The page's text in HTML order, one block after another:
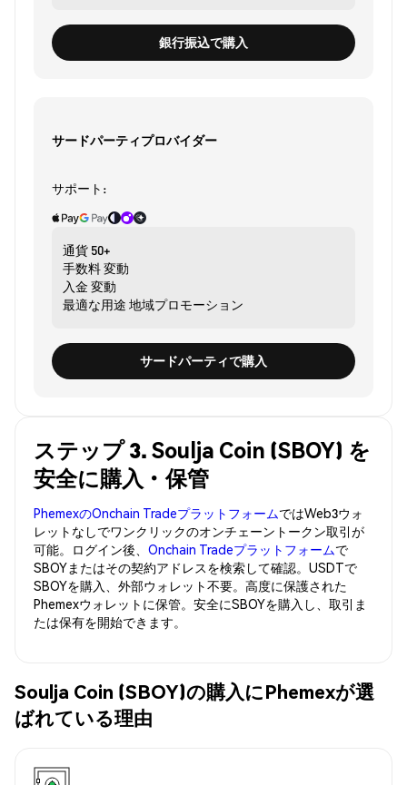
銀行振込で購入
サードパーティプロバイダー
サポート:
通貨 50+
手数料変動
入金 変動
最適な用途 地域プロモーション
サードパーティで購入
ステップ 3. Soulja Coin (SBOY) を
安全に購入・保管
PhemexのOnchain TradeプラットフォームではWeb3ウォ
レットなしでワンクリックのオンチェーントークン取引が
可能。ログイン後、 Onchain Tradeプラットフォームで
SBOYまたはその契約アドレスを検索して確認。USDTで
SBOYを購入、外部ウォレット不要。高度に保護された
Phemexウォレットに保管。安全にSBOYを購入し、取引ま
たは保有を開始できます。
Soulja Coin (SBOY)の購入にPhemexが選
ばれている理由